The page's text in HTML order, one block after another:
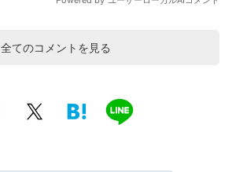
全てのコメントを見る